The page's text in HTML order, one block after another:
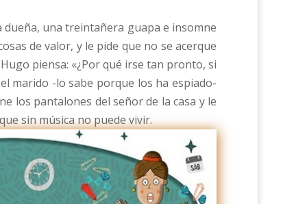
dueña, una treintañera guapa e insomne
de valor, y le pide que no se acerque
piensa: «¿Por qué irse tan pronto, si
marido -lo sabe porque los ha espiado-
los pantalones del señor de la casa y le
sin música no puede vivir.